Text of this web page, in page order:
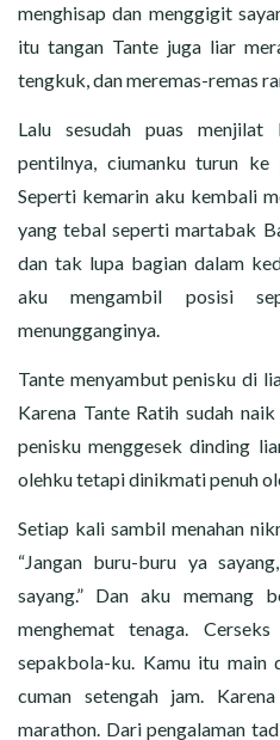
menghisap dan menggigit
itu tangan Tante juga liar
tengkuk, dan meremas-remas
Lalu sesudah puas menjilat
pentilnya, ciumanku turun
Seperti kemarin aku kembali
yang tebal seperti martabak
dan tak lupa bagian dalam
aku mengambil posisi
menungganginya.
Tante menyambut penisku di
Karena Tante Ratih sudah
penisku menggesek dinding
olehku tetapi dinikmati penuh
Setiap kali sambil menahan
“Jangan buru-buru ya
sayang.” Dan aku memang
menghemat tenaga.
sepakbola-ku. Kamu itu main
cuman setengah jam.
marathon. Dari pengalaman